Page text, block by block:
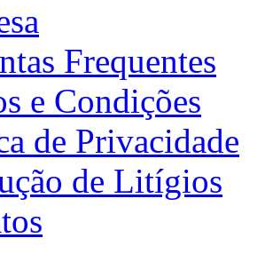
Frequentes
e Condições
de Privacidade
de Litígios